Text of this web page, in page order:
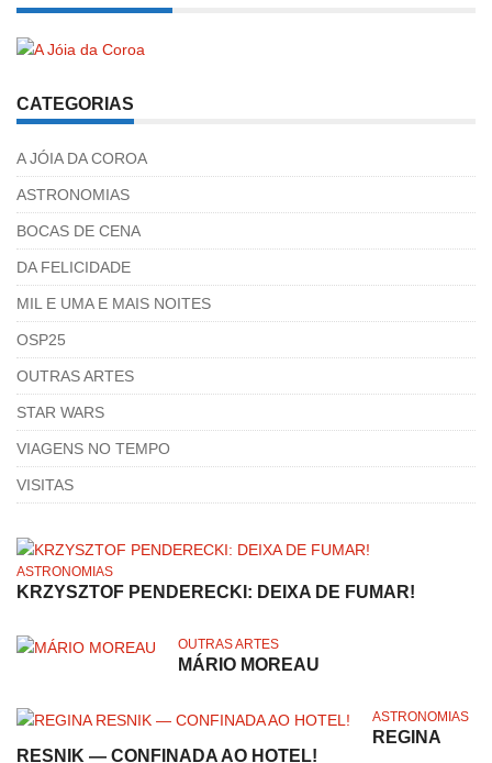
CATEGORIAS
A JÓIA DA COROA
ASTRONOMIAS
BOCAS DE CENA
DA FELICIDADE
MIL E UMA E MAIS NOITES
OSP25
OUTRAS ARTES
STAR WARS
VIAGENS NO TEMPO
VISITAS
ASTRONOMIAS
KRZYSZTOF PENDERECKI: DEIXA DE FUMAR!
OUTRAS ARTES
MÁRIO MOREAU
ASTRONOMIAS
REGINA
RESNIK — CONFINADA AO HOTEL!